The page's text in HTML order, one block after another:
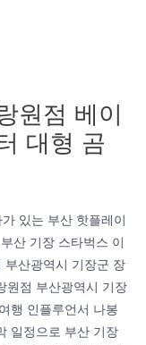
원점 베이
대형 곰
있는 부산 핫플레이
산 기장 스타벅스 이
부산광역시 기장군 장
원점 부산광역시 기장
행 인플루언서 나봉
일정으로 부산 기장